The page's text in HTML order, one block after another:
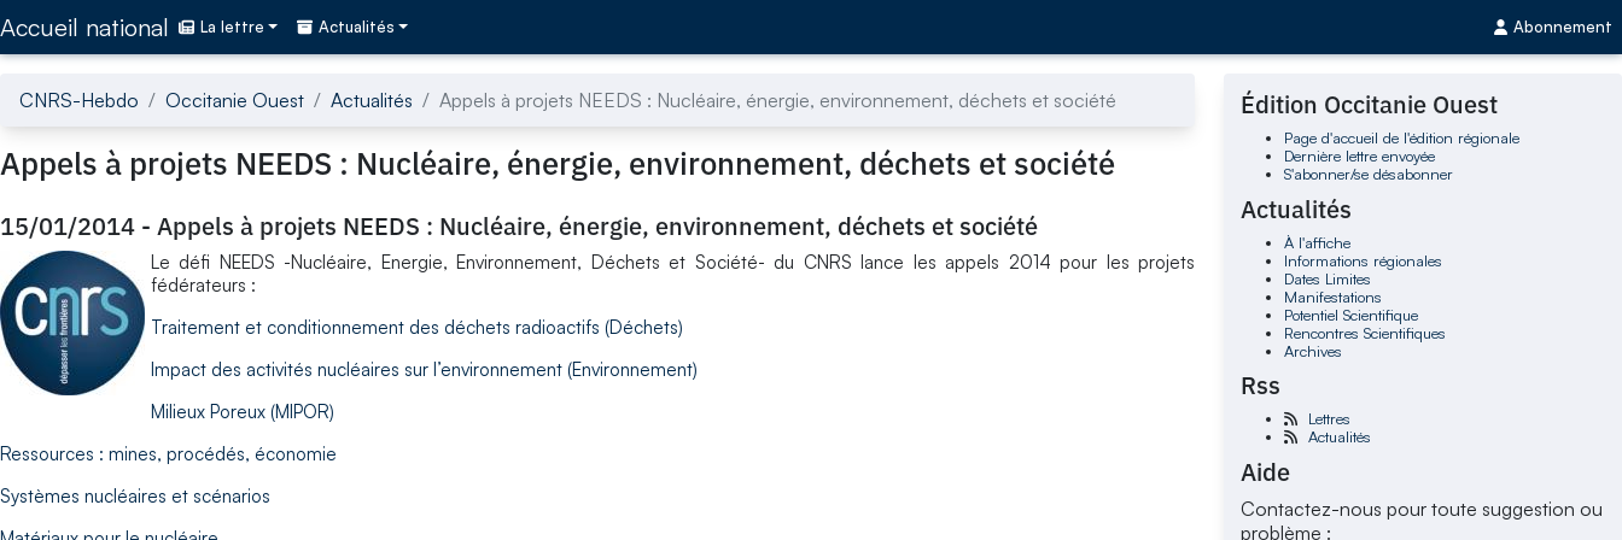
Accueil national La lettre Actualités Abonnement
CNRS-Hebdo Occitanie Ouest Actualités Appels à projets NEEDS : Nucléaire, énergie, environnement, déchets et société
Appels à projets NEEDS : Nucléaire, énergie, environnement, déchets et société
15/01/2014 - Appels à projets NEEDS : Nucléaire, énergie, environnement, déchets et société
Le défi NEEDS -Nucléaire, Energie, Environnement, Déchets et Société- du CNRS lance les appels 2014 pour les projets
fédérateurs :
Traitement et conditionnement des déchets radioactifs (Déchets)
Impact des activités nucléaires sur l’environnement (Environnement)
Milieux Poreux (MIPOR)
Ressources : mines, procédés, économie
Systèmes nucléaires et scénarios
Édition Occitanie Ouest
Page d'accueil de l'édition régionale
Dernière lettre envoyée
S'abonner/se désabonner
Actualités
À l'affiche
Informations régionales
Dates Limites
Manifestations
Potentiel Scientifique
Rencontres Scientifiques
Archives
Rss
Lettres
Actualités
Aide
Contactez-nous pour toute suggestion ou
problème :